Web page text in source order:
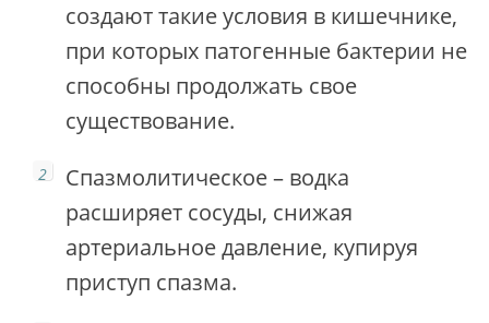
создают такие условия в кишечнике,
при которых патогенные бактерии не
способны продолжать свое
существование.
Спазмолитическое – водка
расширяет сосуды, снижая
артериальное давление, купируя
приступ спазма.